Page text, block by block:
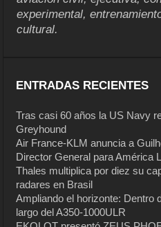
experimental,
cultural.
ENTRADAS RECIENTES
Tras casi 60 años la US Navy
Greyhound
Air France-KLM anuncia a
Director General para América
Thales multiplica por diez su
radares en Brasil
Ampliando el horizonte: Dentro
largo del A350-1000ULR